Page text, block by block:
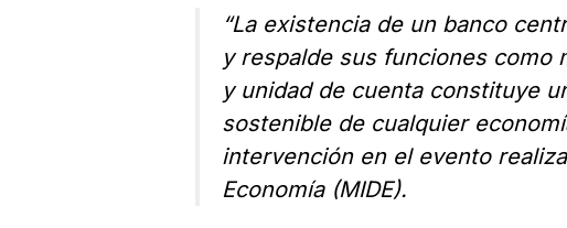
“La existencia de un banco
y respalde sus funciones como
y unidad de cuenta constituye
sostenible de cualquier
intervención en el evento
Economía (MIDE).